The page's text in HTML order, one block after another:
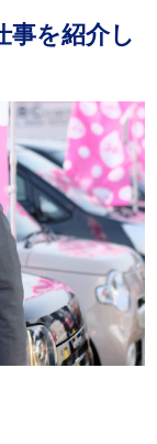
を紹介し